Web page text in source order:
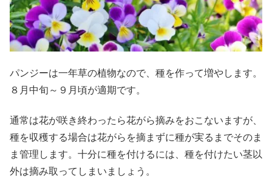
パンジーは一年草の植物なので、種を作って増やします。
８月中旬～９月頃が適期です。
通常は花が咲き終わったら花がら摘みをおこないますが、
種を収穫する場合は花がらを摘まずに種が実るまでそのま
ま管理します。十分に種を付けるには、種を付けたい茎以
外は摘み取ってしまいましょう。